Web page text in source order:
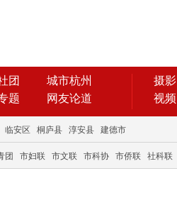
团
城市杭州
题 网友论道
摄影
视频
临安区 桐庐县 淳安县 建德市
团 市妇联 市文联 市科协 市侨联 社科联